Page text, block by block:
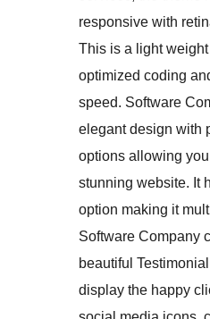
responsive with
This is a light
optimized coding
speed. Software
elegant design with
options allowing
stunning website. It
option making it
Software Company
beautiful
display the happy